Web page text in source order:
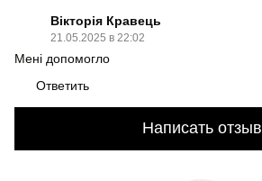
Вікторія Кравець
21.05.2025 в 22:02
Мені допомогло
Ответить
Написать отзыв